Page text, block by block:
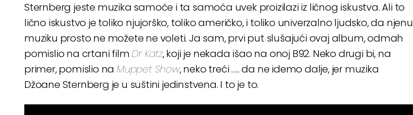
Sternberg jeste muzika samoće i ta samoća uvek proizilazi iz ličnog iskustva. Ali to
lično iskustvo je toliko njujorško, toliko američko, i toliko univerzalno ljudsko, da njenu
muziku prosto ne možete ne voleti. Ja sam, prvi put slušajući ovaj album, odmah
pomislio na crtani filmDr Katz, koji je nekada išao na onoj B92. Neko drugi bi, na
primer, pomislio naMuppet Show, neko treći ….. da ne idemo dalje, jer muzika
Džoane Sternberg je u suštini jedinstvena. I to je to.